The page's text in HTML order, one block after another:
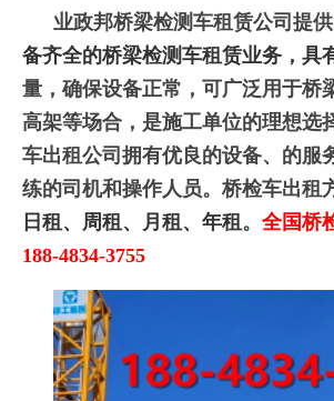
业政邦桥梁检测车租赁公司提
备齐全的桥梁检测车租赁业务，具
量，确保设备正常，可广泛用于桥
高架等场合，是施工单位的理想选
车出租公司拥有优良的设备、的服
练的司机和操作人员。桥检车出租
日租、周租、月租、年租。 全国桥
188-4834-3755